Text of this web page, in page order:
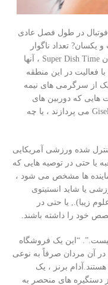
فوتبال در طول فصل عادی
تعداد ناگوار
انجام شده در دفاع از خود بازیابی? و به زمان Super Dish Time ، آنها
فعالیت در این منطقه
یک از سرگرمی های نیمه
که دوربین های
الکترونیکی تلویزیونی مطمئناً به Gisele Bndchen می پردازند ، یا چه
شده ورزشی آمریکایی
یا حتی در توصیه هایی که
نماینده ها مشخص می شود ،
یا شاید انستیتوی
زیبا)., یا حتی در
خود را داشته باشند.
“این یک فروشگاه
در آن مردان صرفاً به نوعی
برنز ، یک
کتاب ورزشی که در واقع 1000 از دستگیره های منحصر به